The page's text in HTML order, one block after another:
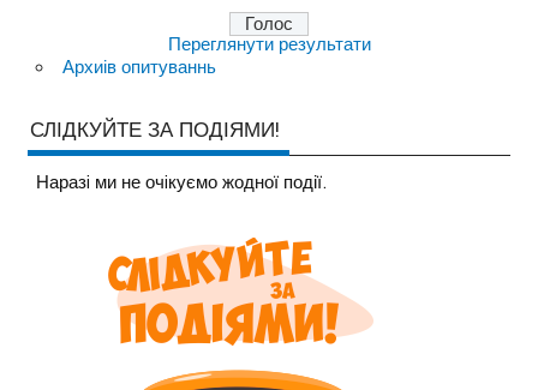
Переглянути результати
Архиів опитуваннь
СЛІДКУЙТЕ ЗА ПОДІЯМИ!
Наразi ми не очiкуємо жодної події.